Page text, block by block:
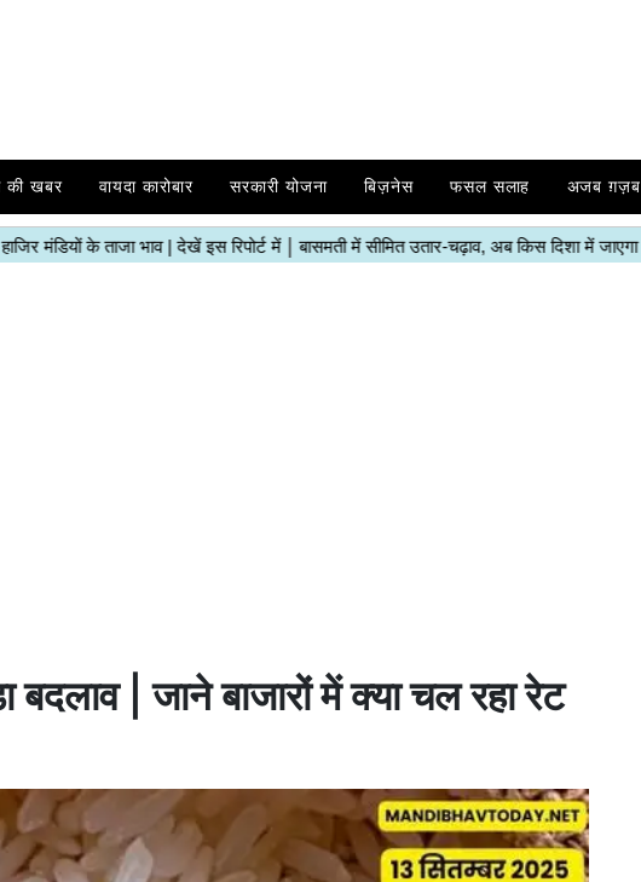
की खबर वायदा कारोबार सरकारी योजना बिज़नेस फसल सलाह अजब ग़ज़ब
| जाने बाजारों में क्या चल रहा रेट